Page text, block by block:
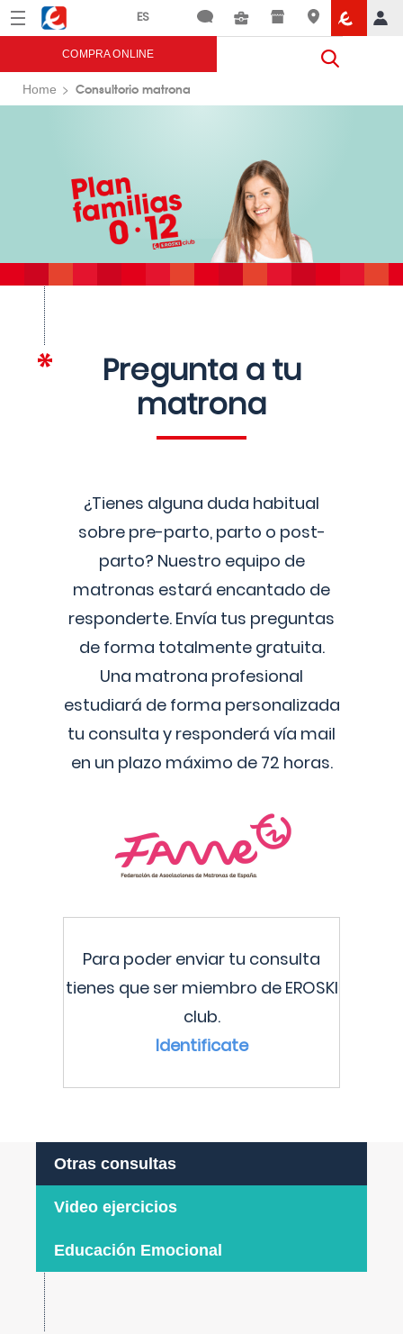
Menú Eroski
COMPRA ONLINE
Home Consultorio matrona
Pregunta a tu
matrona
¿Tienes alguna duda habitual
sobre pre-parto, parto o post-
parto? Nuestro equipo de
matronas estará encantado de
responderte. Envía tus preguntas
de forma totalmente gratuita.
Una matrona profesional
estudiará de forma personalizada
tu consulta y responderá vía mail
en un plazo máximo de 72 horas.
Para poder enviar tu consulta
tienes que ser miembro de EROSKI
club.
Identificate
Otras consultas
Video ejercicios
Educación Emocional